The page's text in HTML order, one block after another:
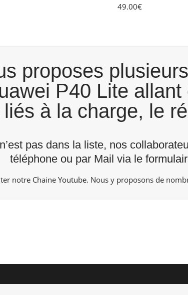
49.00€
proposes
P40 Lite allant
à la charge, le
pas dans la liste, nos
téléphone ou par Mail via le
notre ChaineYoutube. Nous y proposons de